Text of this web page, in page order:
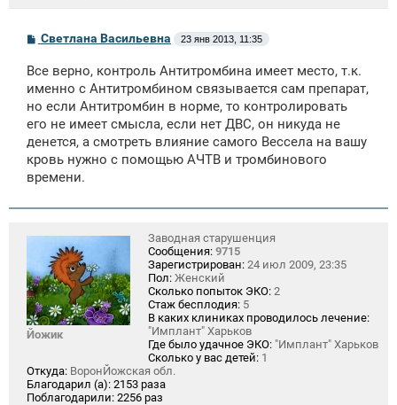
С
б
щ
н
и
Светлана Васильевна 23 янв 2013, 11:35
Все верно, контроль Антитромбина имеет место, т.к.
именно с Антитромбином связывается сам препарат,
но если Антитромбин в норме, то контролировать
его не имеет смысла, если нет ДВС, он никуда не
денется, а смотреть влияние самого Вессела на вашу
кровь нужно с помощью АЧТВ и тромбинового
времени.
Йожик
Заводная старушенция
Сообщения: 9715
Зарегистрирован: 24 июл 2009, 23:35
Пол: Женский
Сколько попыток ЭКО: 2
Стаж бесплодия: 5
В каких клиниках проводилось лечение:
"Имплант" Харьков
Где было удачное ЭКО: "Имплант" Харьков
Сколько у вас детей: 1
Откуда: ВоронЙожская обл.
Благодарил (а): 2153 раза
Поблагодарили: 2256 раз